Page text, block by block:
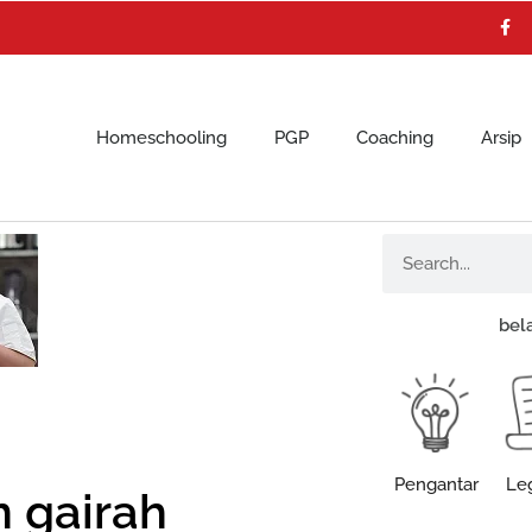
a
c
e
Homeschooling PGP Coaching Arsip
gairah Pengantar